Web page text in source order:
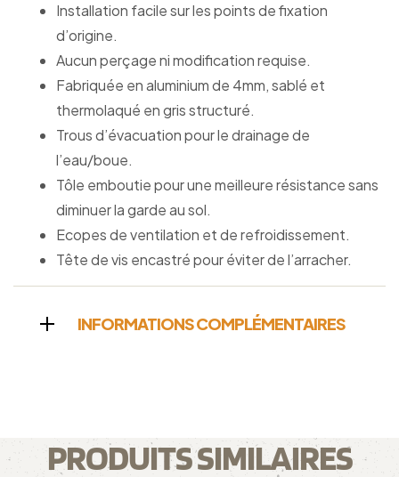
Installation facile sur les points de fixation
d’origine.
Aucun perçage ni modification requise.
Fabriquée en aluminium de 4mm, sablé et
thermolaqué en gris structuré.
Trous d’évacuation pour le drainage de
l’eau/boue.
Tôle emboutie pour une meilleure résistance sans
diminuer la garde au sol.
Ecopes de ventilation et de refroidissement.
Tête de vis encastré pour éviter de l’arracher.
INFORMATIONS COMPLÉMENTAIRES
PRODUITS SIMILAIRES